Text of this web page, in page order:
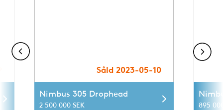
Såld 2023-05-10
Nimbus 305 Drophead
2 500 000 SEK 895